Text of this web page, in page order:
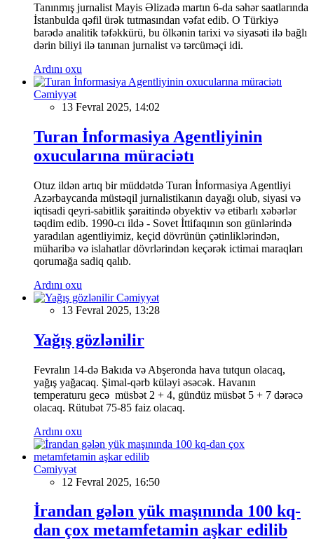
Tanınmış jurnalist Mayis Əlizadə martın 6-da səhər saatlarında
İstanbulda qəfil ürək tutmasından vəfat edib. O Türkiyə
barədə analitik təfəkkürü, bu ölkənin tarixi və siyasəti ilə bağlı
dərin biliyi ilə tanınan jurnalist və tərcüməçi idi.
Ardını oxu
Cəmiyyət
13 Fevral 2025, 14:02
Turan İnformasiya Agentliyinin
oxucularına müraciətı
Otuz ildən artıq bir müddətdə Turan İnformasiya Agentliyi
Azərbaycanda müstəqil jurnalistikanın dayağı olub, siyasi və
iqtisadi qeyri-sabitlik şəraitində obyektiv və etibarlı xəbərlər
təqdim edib. 1990-cı ildə - Sovet İttifaqının son günlərində
yaradılan agentliyimiz, keçid dövrünün çətinliklərindən,
müharibə və islahatlar dövrlərindən keçərək ictimai maraqları
qorumağa sadiq qalıb.
Ardını oxu
Cəmiyyət
13 Fevral 2025, 13:28
Yağış gözlənilir
Fevralın 14-də Bakıda və Abşeronda hava tutqun olacaq,
yağış yağacaq. Şimal-qərb küləyi əsəcək. Havanın
temperaturu gecə müsbət 2 + 4, gündüz müsbət 5 + 7 dərəcə
olacaq. Rütubət 75-85 faiz olacaq.
Ardını oxu
Cəmiyyət
12 Fevral 2025, 16:50
İrandan gələn yük maşınında 100 kq-
dan çox metamfetamin aşkar edilib